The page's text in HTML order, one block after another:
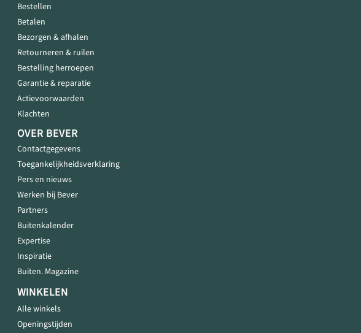
Bestellen
Betalen
Bezorgen & afhalen
Retourneren & ruilen
Bestelling herroepen
Garantie & reparatie
Actievoorwaarden
Klachten
OVER BEVER
Contactgegevens
Toegankelijkheidsverklaring
Pers en nieuws
Werken bij Bever
Partners
Buitenkalender
Expertise
Inspiratie
Buiten. Magazine
WINKELEN
Alle winkels
Openingstijden